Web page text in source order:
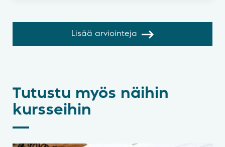
Lisää arviointeja
Tutustu myös näihin
kursseihin